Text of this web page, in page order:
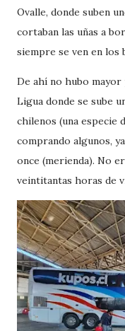
Ovalle, donde suben
cortaban las uñas a
siempre se ven en los
De ahí no hubo mayor
Ligua donde se sube
chilenos (una especie
comprando algunos,
once (merienda). No
veintitantas horas de